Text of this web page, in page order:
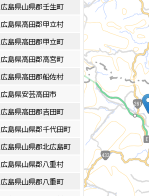
広島県山県郡壬生町
広島県高田郡甲立村
広島県高田郡甲立町
広島県高田郡高宮町
広島県高田郡船佐村
広島県安芸高田市
広島県高田郡吉田町
広島県山県郡千代田町
広島県山県郡北広島町
広島県山県郡八重村
広島県山県郡八重町